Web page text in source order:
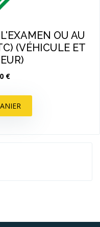
OU AU
(VÉHICULE ET
€